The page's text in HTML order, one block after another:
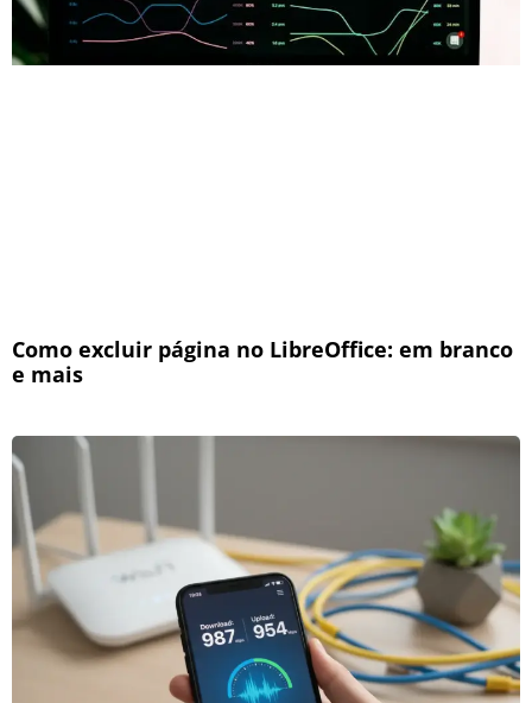
Como excluir página no LibreOffice: em branco
e mais